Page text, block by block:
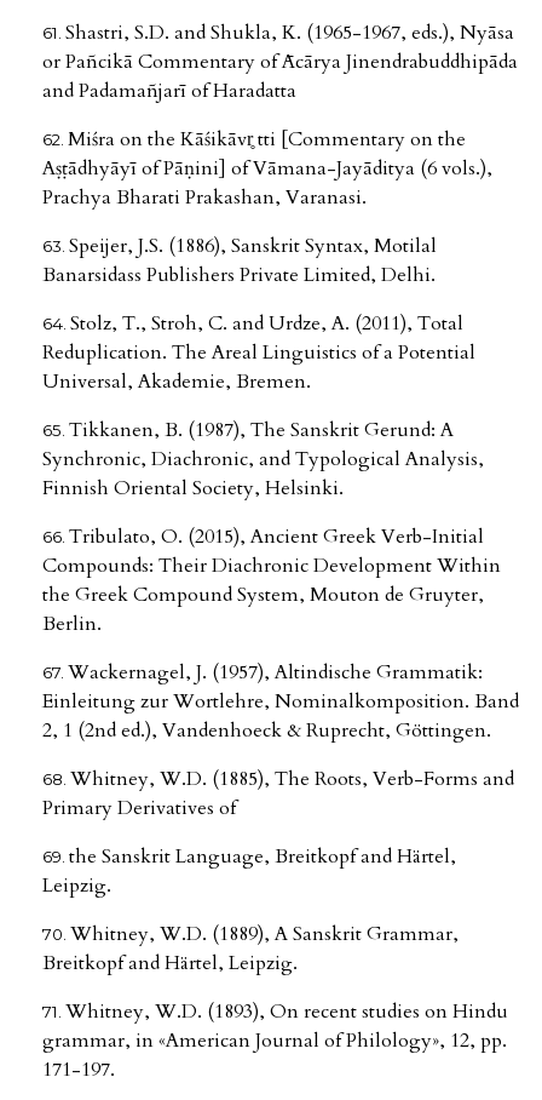
Shastri, S.D. and Shukla, K. (1965-1967, eds.), Nyāsa
or Pañcikā Commentary of Ācārya Jinendrabuddhipāda
and Padamañjarī of Haradatta
Miśra on the Kāśikāvr̥ tti [Commentary on the
Aṣṭādhyāyī of Pāṇini] of Vāmana-Jayāditya (6 vols.),
Prachya Bharati Prakashan, Varanasi.
Speijer, J.S. (1886), Sanskrit Syntax, Motilal
Banarsidass Publishers Private Limited, Delhi.
Stolz, T., Stroh, C. and Urdze, A. (2011), Total
Reduplication. The Areal Linguistics of a Potential
Universal, Akademie, Bremen.
Tikkanen, B. (1987), The Sanskrit Gerund: A
Synchronic, Diachronic, and Typological Analysis,
Finnish Oriental Society, Helsinki.
Tribulato, O. (2015), Ancient Greek Verb-Initial
Compounds: Their Diachronic Development Within
the Greek Compound System, Mouton de Gruyter,
Berlin.
Wackernagel, J. (1957), Altindische Grammatik:
Einleitung zur Wortlehre, Nominalkomposition. Band
2, 1 (2nd ed.), Vandenhoeck & Ruprecht, Göttingen.
Whitney, W.D. (1885), The Roots, Verb-Forms and
Primary Derivatives of
the Sanskrit Language, Breitkopf and Härtel,
Leipzig.
Whitney, W.D. (1889), A Sanskrit Grammar,
Breitkopf and Härtel, Leipzig.
Whitney, W.D. (1893), On recent studies on Hindu
grammar, in «American Journal of Philology», 12, pp.
171-197.